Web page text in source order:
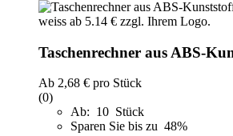
Taschenrechner aus ABS-
Ab 2,68 € pro Stück
(0)
Ab: 10 Stück
Sparen Sie bis zu 48%